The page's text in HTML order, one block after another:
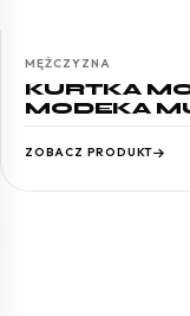
MĘŻCZYZNA
KURTKA
MODEKA
ZOBACZ PRODUKT